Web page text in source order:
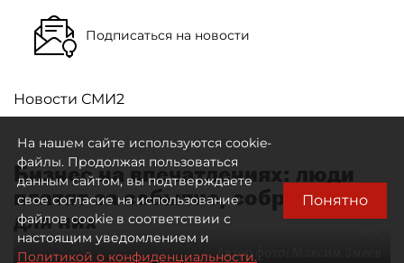
Подписаться на новости
Новости СМИ2
Бизнес на впечатлениях: люди
платят за событие, собранное
для них
Автор фото:
На нашем сайте используются cookie-
файлы. Продолжая пользоваться
данным сайтом, вы подтверждаете
свое согласие на использование
файлов cookie в соответствии с
настоящим уведомлением и
Политикой о конфиденциальности.
Понятно